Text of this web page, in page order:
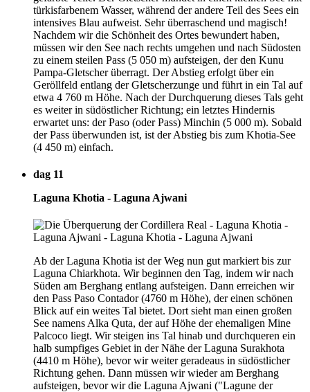
türkisfarbenem Wasser, während der andere Teil des Sees ein
intensives Blau aufweist. Sehr überraschend und magisch!
Nachdem wir die Schönheit des Ortes bewundert haben,
müssen wir den See nach rechts umgehen und nach Südosten
zu einem steilen Pass (5 050 m) aufsteigen, der den Kunu
Pampa-Gletscher überragt. Der Abstieg erfolgt über ein
Geröllfeld entlang der Gletscherzunge und führt in ein Tal auf
etwa 4 760 m Höhe. Nach der Durchquerung dieses Tals geht
es weiter in südöstlicher Richtung; ein letztes Hindernis
erwartet uns: der Paso (oder Pass) Minchin (5 000 m). Sobald
der Pass überwunden ist, ist der Abstieg bis zum Khotia-See
(4 450 m) einfach.
dag 11
Laguna Khotia - Laguna Ajwani
Ab der Laguna Khotia ist der Weg nun gut markiert bis zur
Laguna Chiarkhota. Wir beginnen den Tag, indem wir nach
Süden am Berghang entlang aufsteigen. Dann erreichen wir
den Pass Paso Contador (4760 m Höhe), der einen schönen
Blick auf ein weites Tal bietet. Dort sieht man einen großen
See namens Alka Quta, der auf Höhe der ehemaligen Mine
Palcoco liegt. Wir steigen ins Tal hinab und durchqueren ein
halb sumpfiges Gebiet in der Nähe der Laguna Surakhota
(4410 m Höhe), bevor wir weiter geradeaus in südöstlicher
Richtung gehen. Dann müssen wir wieder am Berghang
aufsteigen, bevor wir die Laguna Ajwani ("Lagune der